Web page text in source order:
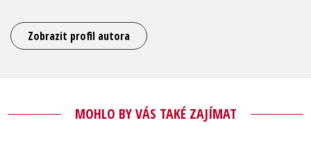
Zobrazit profil autora
MOHLO BY VÁS TAKÉ ZAJÍMAT